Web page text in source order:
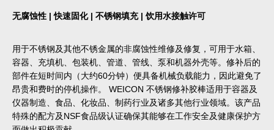
无腐蚀性 | 快速固化 | 不锈钢填充 | 饮用水接触许可
用于不锈钢及其他不锈金属的非腐蚀性维修及修复，可用于水箱、
容器、充填机、包装机、管道、管线、泵和机器外壳等。修补后的
部件在短时间内（大约60分钟）便具备机械负载能力，因此避免了
昂贵和费时的停机操作。 WEICON 不锈钢修补胶棒适用于容器及
仪器制造、食品、化妆品、制药行业及诸多其他行业领域。该产品
特殊的配方及NSF食品级认证确保其能够在工作安全及健康保护方